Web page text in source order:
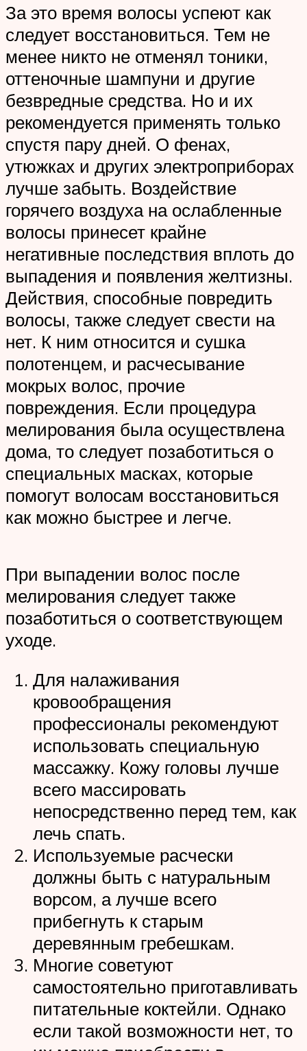
За это время волосы успеют как
следует восстановиться. Тем не
менее никто не отменял тоники,
оттеночные шампуни и другие
безвредные средства. Но и их
рекомендуется применять только
спустя пару дней. О фенах,
утюжках и других электроприборах
лучше забыть. Воздействие
горячего воздуха на ослабленные
волосы принесет крайне
негативные последствия вплоть до
выпадения и появления желтизны.
Действия, способные повредить
волосы, также следует свести на
нет. К ним относится и сушка
полотенцем, и расчесывание
мокрых волос, прочие
повреждения. Если процедура
мелирования была осуществлена
дома, то следует позаботиться о
специальных масках, которые
помогут волосам восстановиться
как можно быстрее и легче.
При выпадении волос после
мелирования следует также
позаботиться о соответствующем
уходе.
Для налаживания
кровообращения
профессионалы рекомендуют
использовать специальную
массажку. Кожу головы лучше
всего массировать
непосредственно перед тем, как
лечь спать.
Используемые расчески
должны быть с натуральным
ворсом, а лучше всего
прибегнуть к старым
деревянным гребешкам.
Многие советуют
самостоятельно приготавливать
питательные коктейли. Однако
если такой возможности нет, то